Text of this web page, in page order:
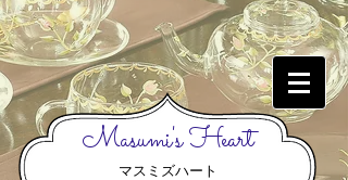
Masumi's Heart
マスミズハート